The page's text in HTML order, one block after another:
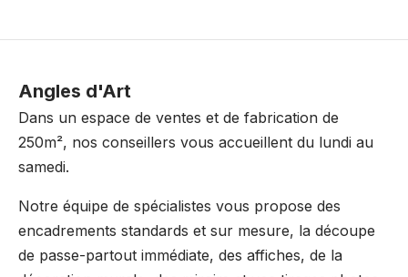
Angles d'Art
Dans un espace de ventes et de fabrication de
250m², nos conseillers vous accueillent du lundi au
samedi.
Notre équipe de spécialistes vous propose des
encadrements standards et sur mesure, la découpe
de passe-partout immédiate, des affiches, de la